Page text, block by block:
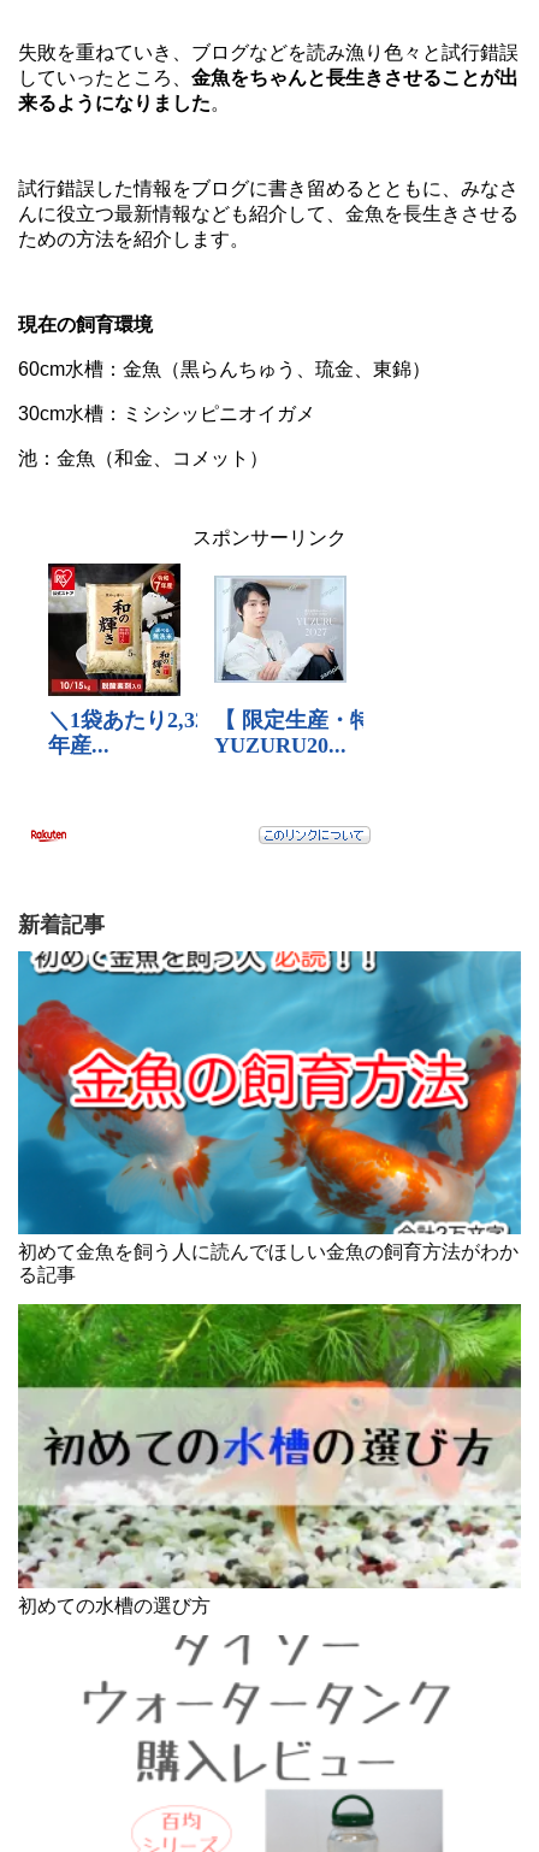
失敗を重ねていき、ブログなどを読み漁り色々と試行錯誤
していったところ、 金魚をちゃんと長生きさせることが出
来るようになりました。
試行錯誤した情報をブログに書き留めるとともに、みなさ
んに役立つ最新情報なども紹介して、金魚を長生きさせる
ための方法を紹介します。
現在の飼育環境
60cm水槽：金魚（黒らんちゅう、琉金、東錦）
30cm水槽：ミシシッピニオイガメ
池：金魚（和金、コメット）
スポンサーリンク
新着記事
初めて金魚を飼う人に読んでほしい金魚の飼育方法がわか
る記事
初めての水槽の選び方